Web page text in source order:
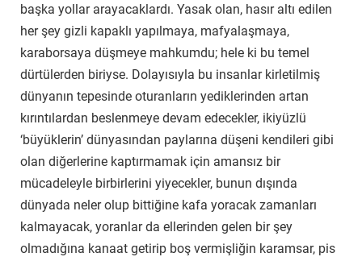
başka yollar arayacaklardı. Yasak olan, hasır altı edilen
her şey gizli kapaklı yapılmaya, mafyalaşmaya,
karaborsaya düşmeye mahkumdu; hele ki bu temel
dürtülerden biriyse. Dolayısıyla bu insanlar kirletilmiş
dünyanın tepesinde oturanların yediklerinden artan
kırıntılardan beslenmeye devam edecekler, ikiyüzlü
‘büyüklerin’ dünyasından paylarına düşeni kendileri gibi
olan diğerlerine kaptırmamak için amansız bir
mücadeleyle birbirlerini yiyecekler, bunun dışında
dünyada neler olup bittiğine kafa yoracak zamanları
kalmayacak, yoranlar da ellerinden gelen bir şey
olmadığına kanaat getirip boş vermişliğin karamsar, pis